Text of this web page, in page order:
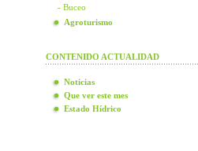
- Buceo
Agroturismo
CONTENIDO ACTUALIDAD
Noticias
Que ver este mes
Estado Hídrico